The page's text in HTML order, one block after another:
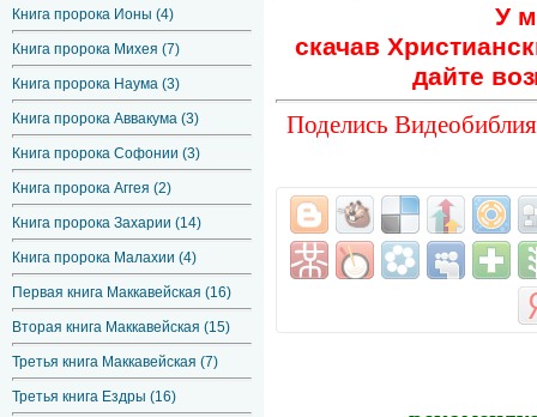
Книга пророка Ионы (4)
Книга пророка Михея (7)
Книга пророка Наума (3)
Книга пророка Аввакума (3)
Книга пророка Софонии (3)
Книга пророка Аггея (2)
Книга пророка Захарии (14)
Книга пророка Малахии (4)
Первая книга Маккавейская (16)
Вторая книга Маккавейская (15)
Третья книга Маккавейская (7)
Третья книга Ездры (16)
У
скачав
дайте
Поделись